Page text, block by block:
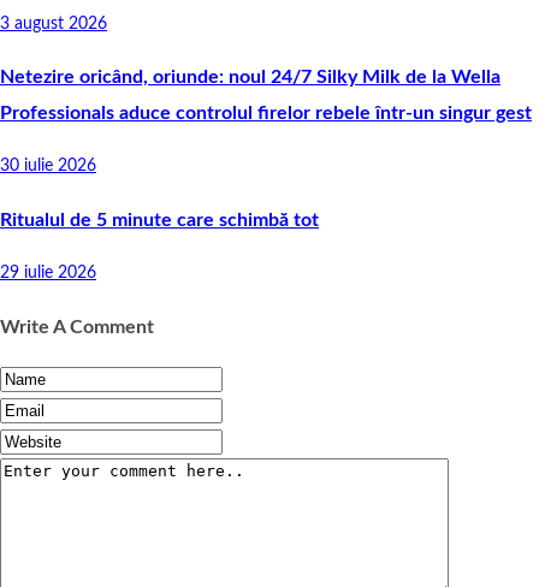
3 august 2026
Netezire oricând, oriunde: noul 24/7 Silky Milk de la Wella
Professionals aduce controlul firelor rebele într-un singur gest
30 iulie 2026
Ritualul de 5 minute care schimbă tot
29 iulie 2026
Write A Comment